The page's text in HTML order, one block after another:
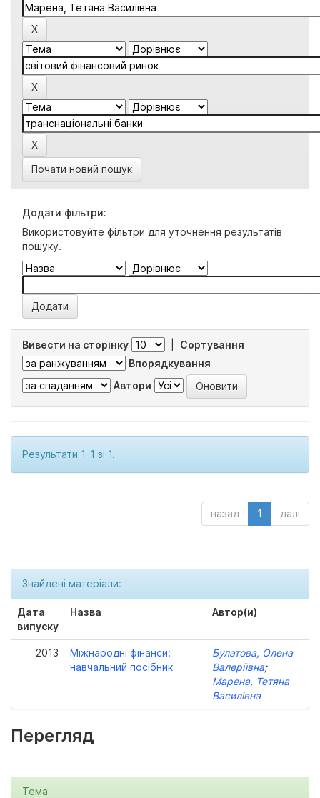
Почати новий пошук
Додати фільтри:
Використовуйте фільтри для уточнення результатів
пошуку.
Вивести на сторінку
Сортування
Впорядкування
Автори
Результати 1-1 зі 1.
назад 1 далі
Знайдені матеріали:
Дата
випуску
Назва Автор(и)
2013
Міжнародні фінанси:
навчальний посібник
Булатова, Олена
Валеріївна;
Марена, Тетяна
Василівна
Перегляд
Тема